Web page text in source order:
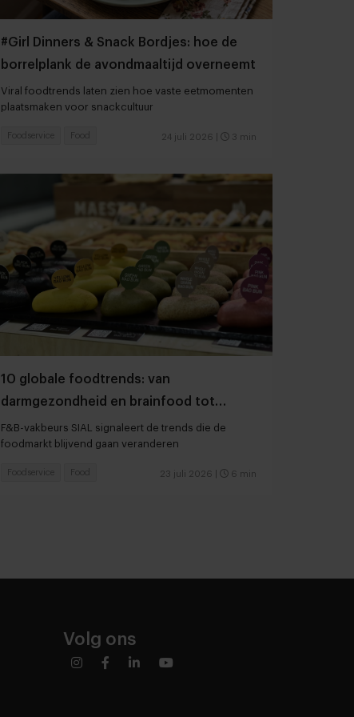
#Girl Dinners & Snack Bordjes: hoe de
borrelplank de avondmaaltijd overneemt
Viral foodtrends laten zien hoe vaste eetmomenten
plaatsmaken voor snackcultuur
24 juli 2026 3 min
Foodservice Food
10 globale foodtrends: van
darmgezondheid en brainfood tot
slimmer snacken
F&B-vakbeurs SIAL signaleert de trends die de
foodmarkt blijvend gaan veranderen
23 juli 2026 6 min
Foodservice Food
Volg ons